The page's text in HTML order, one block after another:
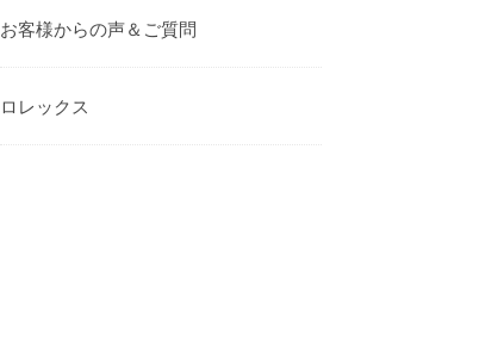
お客様からの声＆ご質問
ロレックス